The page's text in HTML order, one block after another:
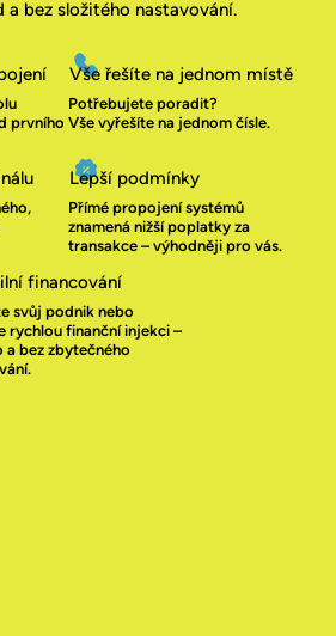
a bez složitého nastavování.
prvního
Vše řešíte na jednom místě
Potřebujete poradit?
Vše vyřešíte na jednom čísle.
Lepší podmínky
Přímé propojení systémů
znamená nižší poplatky za
transakce – výhodněji pro vás.
financování
svůj podnik nebo
rychlou finanční injekci –
a bez zbytečného